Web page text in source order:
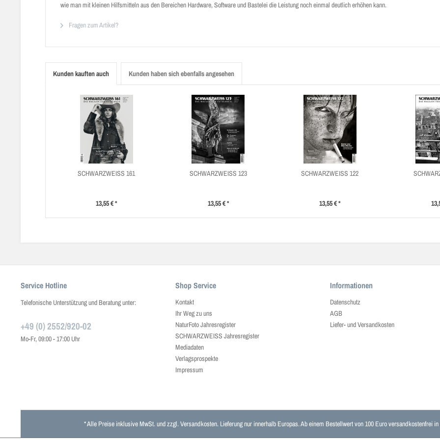
wie man mit kleinen Hilfsmitteln aus den Bereichen Hardware, Software und Bastelei die Leistung noch einmal deutlich erhöhen kann.
Fragen zum Artikel?
Kunden kauften auch Kunden haben sich ebenfalls angesehen
SCHWARZWEISS 161
13,55 € *
SCHWARZWEISS 123
13,55 € *
SCHWARZWEISS 122
13,55 € *
Service Hotline
Telefonische Unterstützung und Beratung unter:
+49 (0) 2552/920-02
Mo-Fr, 09:00 - 17:00 Uhr
Shop Service
Kontakt
Ihr Weg zu uns
NaturFoto Jahresregister
SCHWARZWEISS Jahresregister
Mediadaten
Verlagsprospekte
Impressum
Informationen
Datenschutz
AGB
Liefer- und Versandkosten
* Alle Preise inklusive MwSt. und zzgl.Versandkosten. Lieferung nur innerhalb Europas. Ab einem Bestellwert von 100 Euro versandkostenfrei